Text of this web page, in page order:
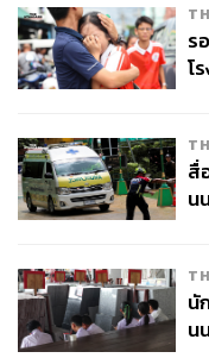
ระบบการศึกษา โดยจะ
เปลี่ยนแปลงให้ทันโลก
เติบโตของเศรษฐกิจด้ว
การเป็นผู้ประกอบการ
ให้กับตนเอง
รายงานจาก
โดยเสียงสะท้อนจากพ่อ
อเมริกัน 80% เห็นด้ว
เกษียณอายุมากขึ้น แล
ร
โ
สื่
น
นั
น